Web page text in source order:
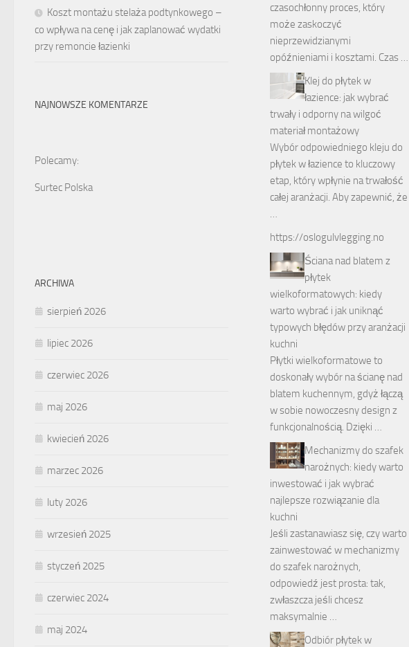
Koszt montażu stelaża podtynkowego –
co wpływa na cenę i jak zaplanować wydatki
przy remoncie łazienki
NAJNOWSZE KOMENTARZE
Polecamy:
Surtec Polska
ARCHIWA
sierpień 2026
lipiec 2026
czerwiec 2026
maj 2026
kwiecień 2026
marzec 2026
luty 2026
wrzesień 2025
styczeń 2025
czerwiec 2024
maj 2024
czasochłonny proces, który
może zaskoczyć
nieprzewidzianymi
opóźnieniami i kosztami. Czas …
Klej do płytek w
łazience: jak wybrać
trwały i odporny na wilgoć
materiał montażowy
Wybór odpowiedniego kleju do
płytek w łazience to kluczowy
etap, który wpłynie na trwałość
całej aranżacji. Aby zapewnić, że
…
https://oslogulvlegging.no
Ściana nad blatem z
płytek
wielkoformatowych: kiedy
warto wybrać i jak uniknąć
typowych błędów przy aranżacji
kuchni
Płytki wielkoformatowe to
doskonały wybór na ścianę nad
blatem kuchennym, gdyż łączą
w sobie nowoczesny design z
funkcjonalnością. Dzięki …
Mechanizmy do szafek
narożnych: kiedy warto
inwestować i jak wybrać
najlepsze rozwiązanie dla
kuchni
Jeśli zastanawiasz się, czy warto
zainwestować w mechanizmy
do szafek narożnych,
odpowiedź jest prosta: tak,
zwłaszcza jeśli chcesz
maksymalnie …
Odbiór płytek w